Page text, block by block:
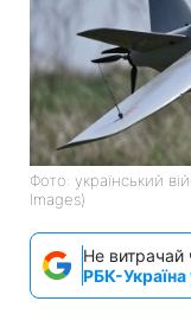
Фото: український
Images)
Не витрачай
РБК-Україна